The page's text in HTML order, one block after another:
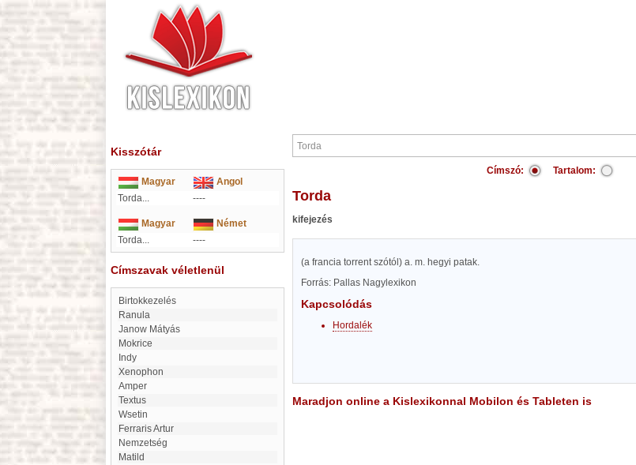
Kisszótár
Magyar
Angol
Torda...
----
Magyar
Német
Torda...
----
Címszavak véletlenül
Birtokkezelés
Ranula
Janow Mátyás
Mokrice
Indy
Xenophon
amper
Textus
Wsetin
Ferraris Artur
Nemzetség
Matild
Címszó: Tartalom:
Torda
kifejezés
(a francia torrent szótól) a. m. hegyi patak.
Forrás: Pallas Nagylexikon
Kapcsolódás
Hordalék
Maradjon online a Kislexikonnal Mobilon és Tableten is